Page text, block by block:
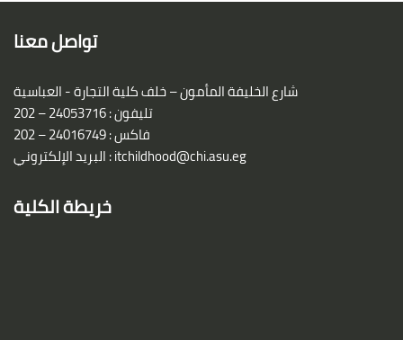
تواصل معنا
شارع الخليفة المأمون – خلف كلية التجارة - العباسية
تليفون : 24053716 – 202
فاكس : 24016749 – 202
البريد الإلكتروني :itchildhood@chi.asu.eg
خريطة الكلية